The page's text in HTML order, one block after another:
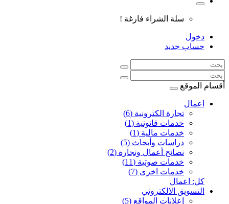
سلة الشراء فارغة !
دخول
حساب جديد
أقسام الموقع
اعمال
تجارة الكترونية (6)
خدمات قانونية (1)
خدمات مالية (1)
دراسات وأبحاث (5)
نصائح أعمال وتجارة (2)
خدمات صوتية (11)
خدمات اخرى (7)
كل: اعمال
التسويق الالكتروني
إعلانات المواقع (5)